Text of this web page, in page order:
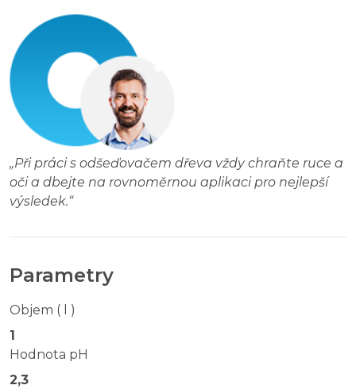
„Při práci s odšeďovačem dřeva vždy chraňte ruce a
oči a dbejte na rovnoměrnou aplikaci pro nejlepší
výsledek.“
Parametry
Objem ( l )
1
Hodnota pH
2,3